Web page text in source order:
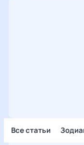
Все статьи